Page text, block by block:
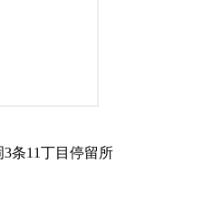
条11丁目停留所